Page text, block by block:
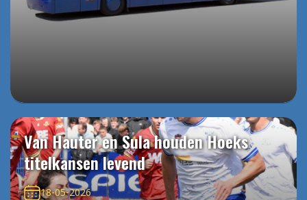
Van Hauter en Sula houden Hoeks
titelkansen levend
18-05-2026